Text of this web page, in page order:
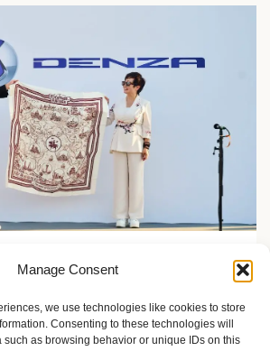
Manage Consent
we use technologies like cookies to store
Consenting to these technologies will
such as browsing behavior or unique IDs on this
Iršević